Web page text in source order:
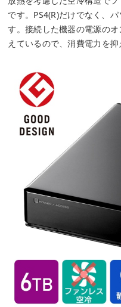
です。PS4(R)だけでなく、
す。接続した機器の電源の
えているので、消費電力を抑